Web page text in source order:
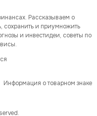
Рассказываем о
сохранить и приумножить
и инвестидеи, советы по
Информация о товарном знаке